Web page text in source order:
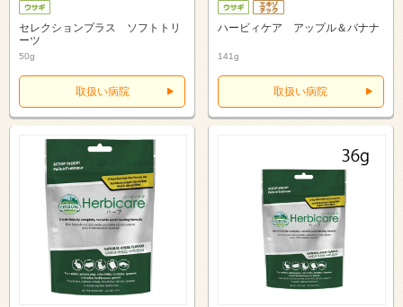
セレクションプラス ソフトトリ
ーツ
50g
取扱い病院
ハービィケア アップル＆バナナ
141g
取扱い病院